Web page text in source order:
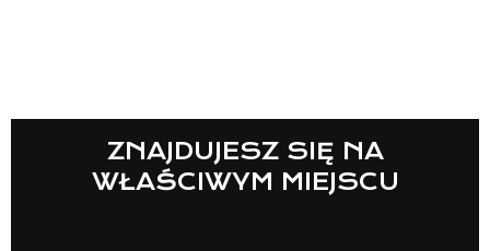
ZNAJDUJESZ SIĘ NA
WŁAŚCIWYM MIEJSCU